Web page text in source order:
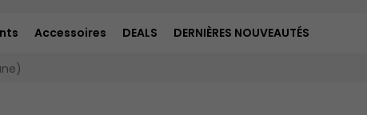
Accessoires DEALS DERNIÈRES NOUVEAUTÉS